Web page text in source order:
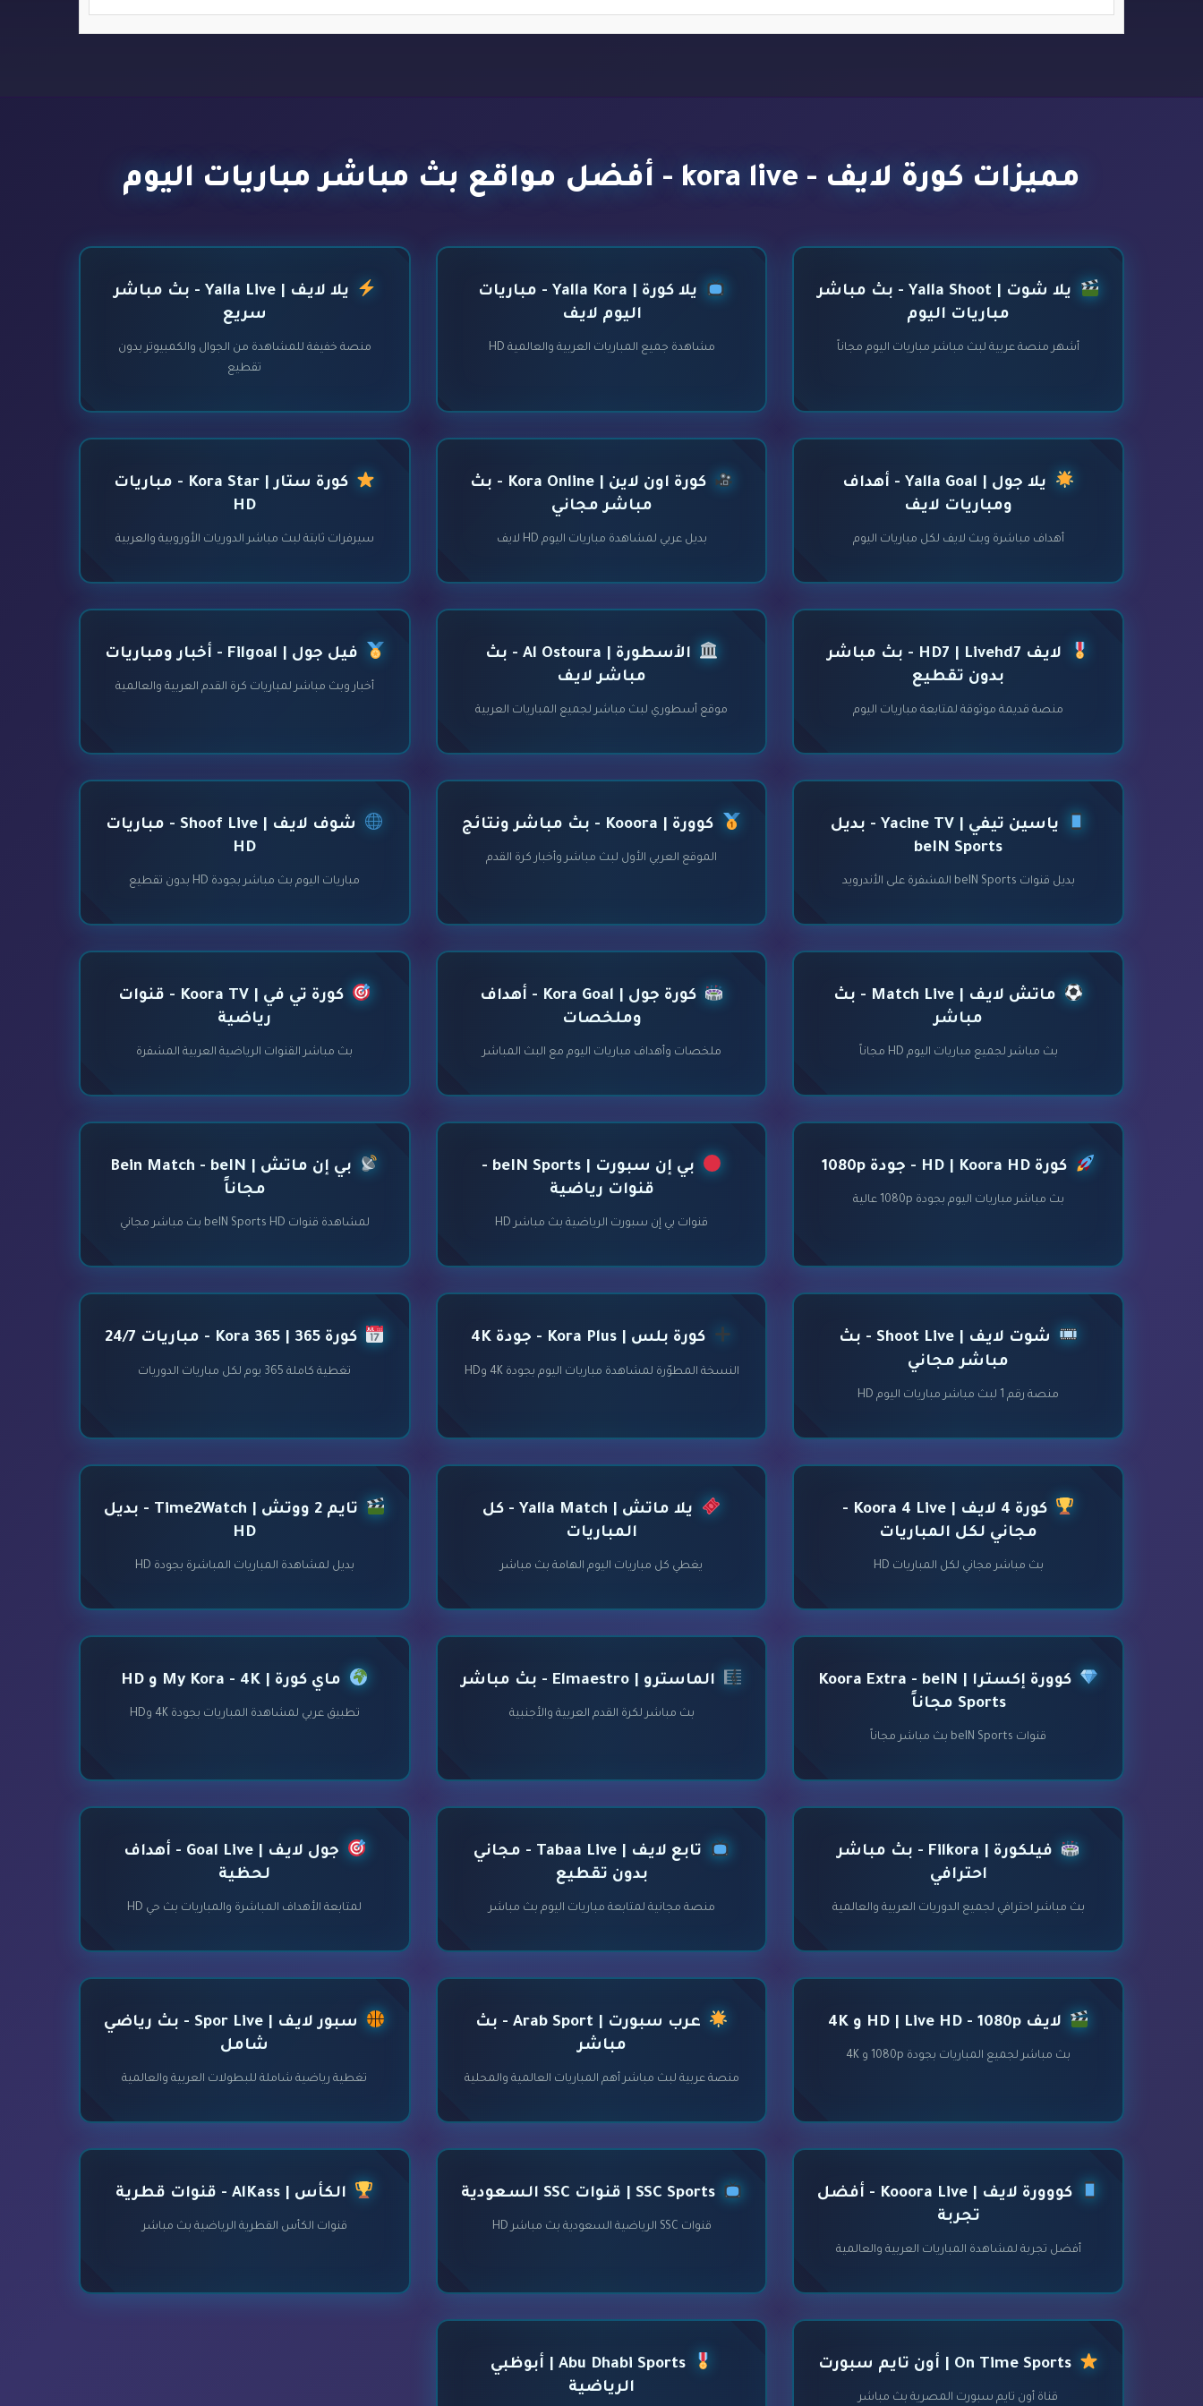
مميزات كورة لايف - kora live - أفضل مواقع بث مباشر مباريات اليوم
يلا شوت | Yalla Shoot - بث مباشر
مباريات اليوم
أشهر منصة عربية لبث مباشر مباريات اليوم مجاناً
يلا كورة | Yalla Kora - مباريات
اليوم لايف
مشاهدة جميع المباريات العربية والعالمية HD
يلا لايف | Yalla Live - بث مباشر
سريع
منصة خفيفة للمشاهدة من الجوال والكمبيوتر بدون
تقطيع
يلا جول | Yalla Goal - أهداف
ومباريات لايف
أهداف مباشرة وبث لايف لكل مباريات اليوم
كورة اون لاين | Kora Online - بث
مباشر مجاني
بديل عربي لمشاهدة مباريات اليوم HD لايف
كورة ستار | Kora Star - مباريات
HD
سيرفرات ثابتة لبث مباشر الدوريات الأوروبية والعربية
لايف HD7 | Livehd7 - بث مباشر
بدون تقطيع
منصة قديمة موثوقة لمتابعة مباريات اليوم
الأسطورة | Al Ostoura - بث
مباشر لايف
موقع أسطوري لبث مباشر لجميع المباريات العربية
فيل جول | Filgoal - أخبار ومباريات
أخبار وبث مباشر لمباريات كرة القدم العربية والعالمية
ياسين تيفي | Yacine TV - بديل
beIN Sports
بديل قنوات beIN Sports المشفرة على الأندرويد
كوورة | Kooora - بث مباشر ونتائج
الموقع العربي الأول لبث مباشر وأخبار كرة القدم
شوف لايف | Shoof Live - مباريات
HD
مباريات اليوم بث مباشر بجودة HD بدون تقطيع
ماتش لايف | Match Live - بث
مباشر
بث مباشر لجميع مباريات اليوم HD مجاناً
كورة جول | Kora Goal - أهداف
وملخصات
ملخصات وأهداف مباريات اليوم مع البث المباشر
كورة تي في | Koora TV - قنوات
رياضية
بث مباشر القنوات الرياضية العربية المشفرة
كورة HD | Koora HD - جودة 1080p
بث مباشر مباريات اليوم بجودة 1080p عالية
بي إن سبورت | beIN Sports -
قنوات رياضية
قنوات بي إن سبورت الرياضية بث مباشر HD
بي إن ماتش | Bein Match - beIN
مجاناً
لمشاهدة قنوات beIN Sports HD بث مباشر مجاني
شوت لايف | Shoot Live - بث
مباشر مجاني
منصة رقم 1 لبث مباشر مباريات اليوم HD
كورة بلس | Kora Plus - جودة 4K
النسخة المطوّرة لمشاهدة مباريات اليوم بجودة 4K وHD
كورة 365 | Kora 365 - مباريات 24/7
تغطية كاملة 365 يوم لكل مباريات الدوريات
كورة 4 لايف | Koora 4 Live -
مجاني لكل المباريات
بث مباشر مجاني لكل المباريات HD
يلا ماتش | Yalla Match - كل
المباريات
يغطي كل مباريات اليوم الهامة بث مباشر
تايم 2 ووتش | Time2Watch - بديل
HD
بديل لمشاهدة المباريات المباشرة بجودة HD
كوورة إكسترا | Koora Extra - beIN
Sports مجاناً
قنوات beIN Sports بث مباشر مجاناً
الماسترو | Elmaestro - بث مباشر
بث مباشر لكرة القدم العربية والأجنبية
ماي كورة | My Kora - 4K و HD
تطبيق عربي لمشاهدة المباريات بجودة 4K وHD
فيلكورة | Filkora - بث مباشر
احترافي
بث مباشر احترافي لجميع الدوريات العربية والعالمية
تابع لايف | Tabaa Live - مجاني
بدون تقطيع
منصة مجانية لمتابعة مباريات اليوم بث مباشر
جول لايف | Goal Live - أهداف
لحظية
لمتابعة الأهداف المباشرة والمباريات بث حي HD
لايف HD | Live HD - 1080p و 4K
بث مباشر لجميع المباريات بجودة 1080p و 4K
عرب سبورت | Arab Sport - بث
مباشر
منصة عربية لبث مباشر أهم المباريات العالمية والمحلية
سبور لايف | Spor Live - بث رياضي
شامل
تغطية رياضية شاملة للبطولات العربية والعالمية
كووورة لايف | Kooora Live - أفضل
تجربة
أفضل تجربة لمشاهدة المباريات العربية والعالمية
SSC Sports | قنوات SSC السعودية
قنوات SSC الرياضية السعودية بث مباشر HD
الكأس | AlKass - قنوات قطرية
قنوات الكأس القطرية الرياضية بث مباشر
On Time Sports | أون تايم سبورت
قناة أون تايم سبورت المصرية بث مباشر
Abu Dhabi Sports | أبوظبي
الرياضية